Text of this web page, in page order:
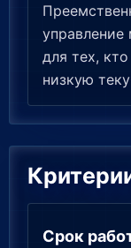
управление
для тех,
низкую
Срок